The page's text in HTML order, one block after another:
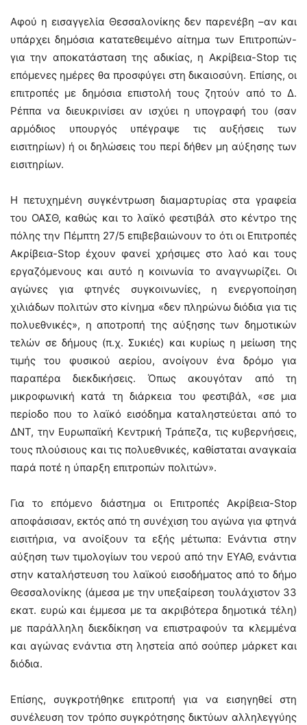
Αφού η εισαγγελία Θεσσαλονίκης δεν παρενέβη –αν και
υπάρχει δημόσια κατατεθειμένο αίτημα των Επιτροπών-
για την αποκατάσταση της αδικίας, η Ακρίβεια-Stop τις
επόμενες ημέρες θα προσφύγει στη δικαιοσύνη. Επίσης, οι
επιτροπές με δημόσια επιστολή τους ζητούν από το Δ.
Ρέππα να διευκρινίσει αν ισχύει η υπογραφή του (σαν
αρμόδιος υπουργός υπέγραψε τις αυξήσεις των
εισιτηρίων) ή οι δηλώσεις του περί δήθεν μη αύξησης των
εισιτηρίων.
Η πετυχημένη συγκέντρωση διαμαρτυρίας στα γραφεία
του ΟΑΣΘ, καθώς και το λαϊκό φεστιβάλ στο κέντρο της
πόλης την Πέμπτη 27/5 επιβεβαιώνουν το ότι οι Επιτροπές
Ακρίβεια-Stop έχουν φανεί χρήσιμες στο λαό και τους
εργαζόμενους και αυτό η κοινωνία το αναγνωρίζει. Οι
αγώνες για φτηνές συγκοινωνίες, η ενεργοποίηση
χιλιάδων πολιτών στο κίνημα «δεν πληρώνω διόδια για τις
πολυεθνικές», η αποτροπή της αύξησης των δημοτικών
τελών σε δήμους (π.χ. Συκιές) και κυρίως η μείωση της
τιμής του φυσικού αερίου, ανοίγουν ένα δρόμο για
παραπέρα διεκδικήσεις. Όπως ακουγόταν από τη
μικροφωνική κατά τη διάρκεια του φεστιβάλ, «σε μια
περίοδο που το λαϊκό εισόδημα καταληστεύεται από το
ΔΝΤ, την Ευρωπαϊκή Κεντρική Τράπεζα, τις κυβερνήσεις,
τους πλούσιους και τις πολυεθνικές, καθίσταται αναγκαία
παρά ποτέ η ύπαρξη επιτροπών πολιτών».
Για το επόμενο διάστημα οι Επιτροπές Ακρίβεια-Stop
αποφάσισαν, εκτός από τη συνέχιση του αγώνα για φτηνά
εισιτήρια, να ανοίξουν τα εξής μέτωπα: Ενάντια στην
αύξηση των τιμολογίων του νερού από την ΕΥΑΘ, ενάντια
στην καταλήστευση του λαϊκού εισοδήματος από το δήμο
Θεσσαλονίκης (άμεσα με την υπεξαίρεση τουλάχιστον 33
εκατ. ευρώ και έμμεσα με τα ακριβότερα δημοτικά τέλη)
με παράλληλη διεκδίκηση να επιστραφούν τα κλεμμένα
και αγώνας ενάντια στη ληστεία από σούπερ μάρκετ και
διόδια.
Επίσης, συγκροτήθηκε επιτροπή για να εισηγηθεί στη
συνέλευση τον τρόπο συγκρότησης δικτύων αλληλεγγύης